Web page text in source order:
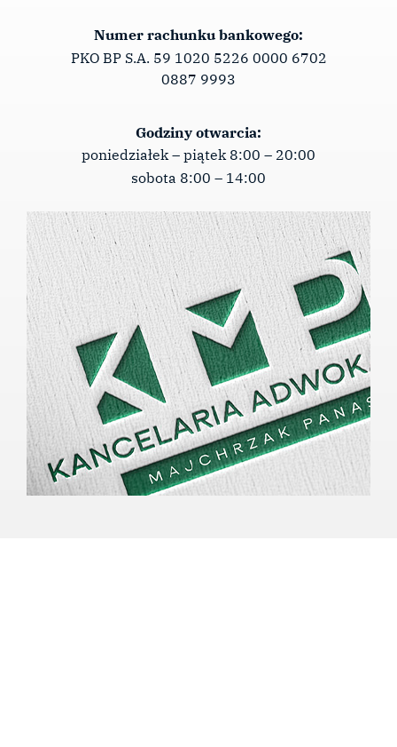
Numer rachunku bankowego:
PKO BP S.A. 59 1020 5226 0000 6702
0887 9993
Godziny otwarcia:
poniedziałek – piątek 8:00 – 20:00
sobota 8:00 – 14:00